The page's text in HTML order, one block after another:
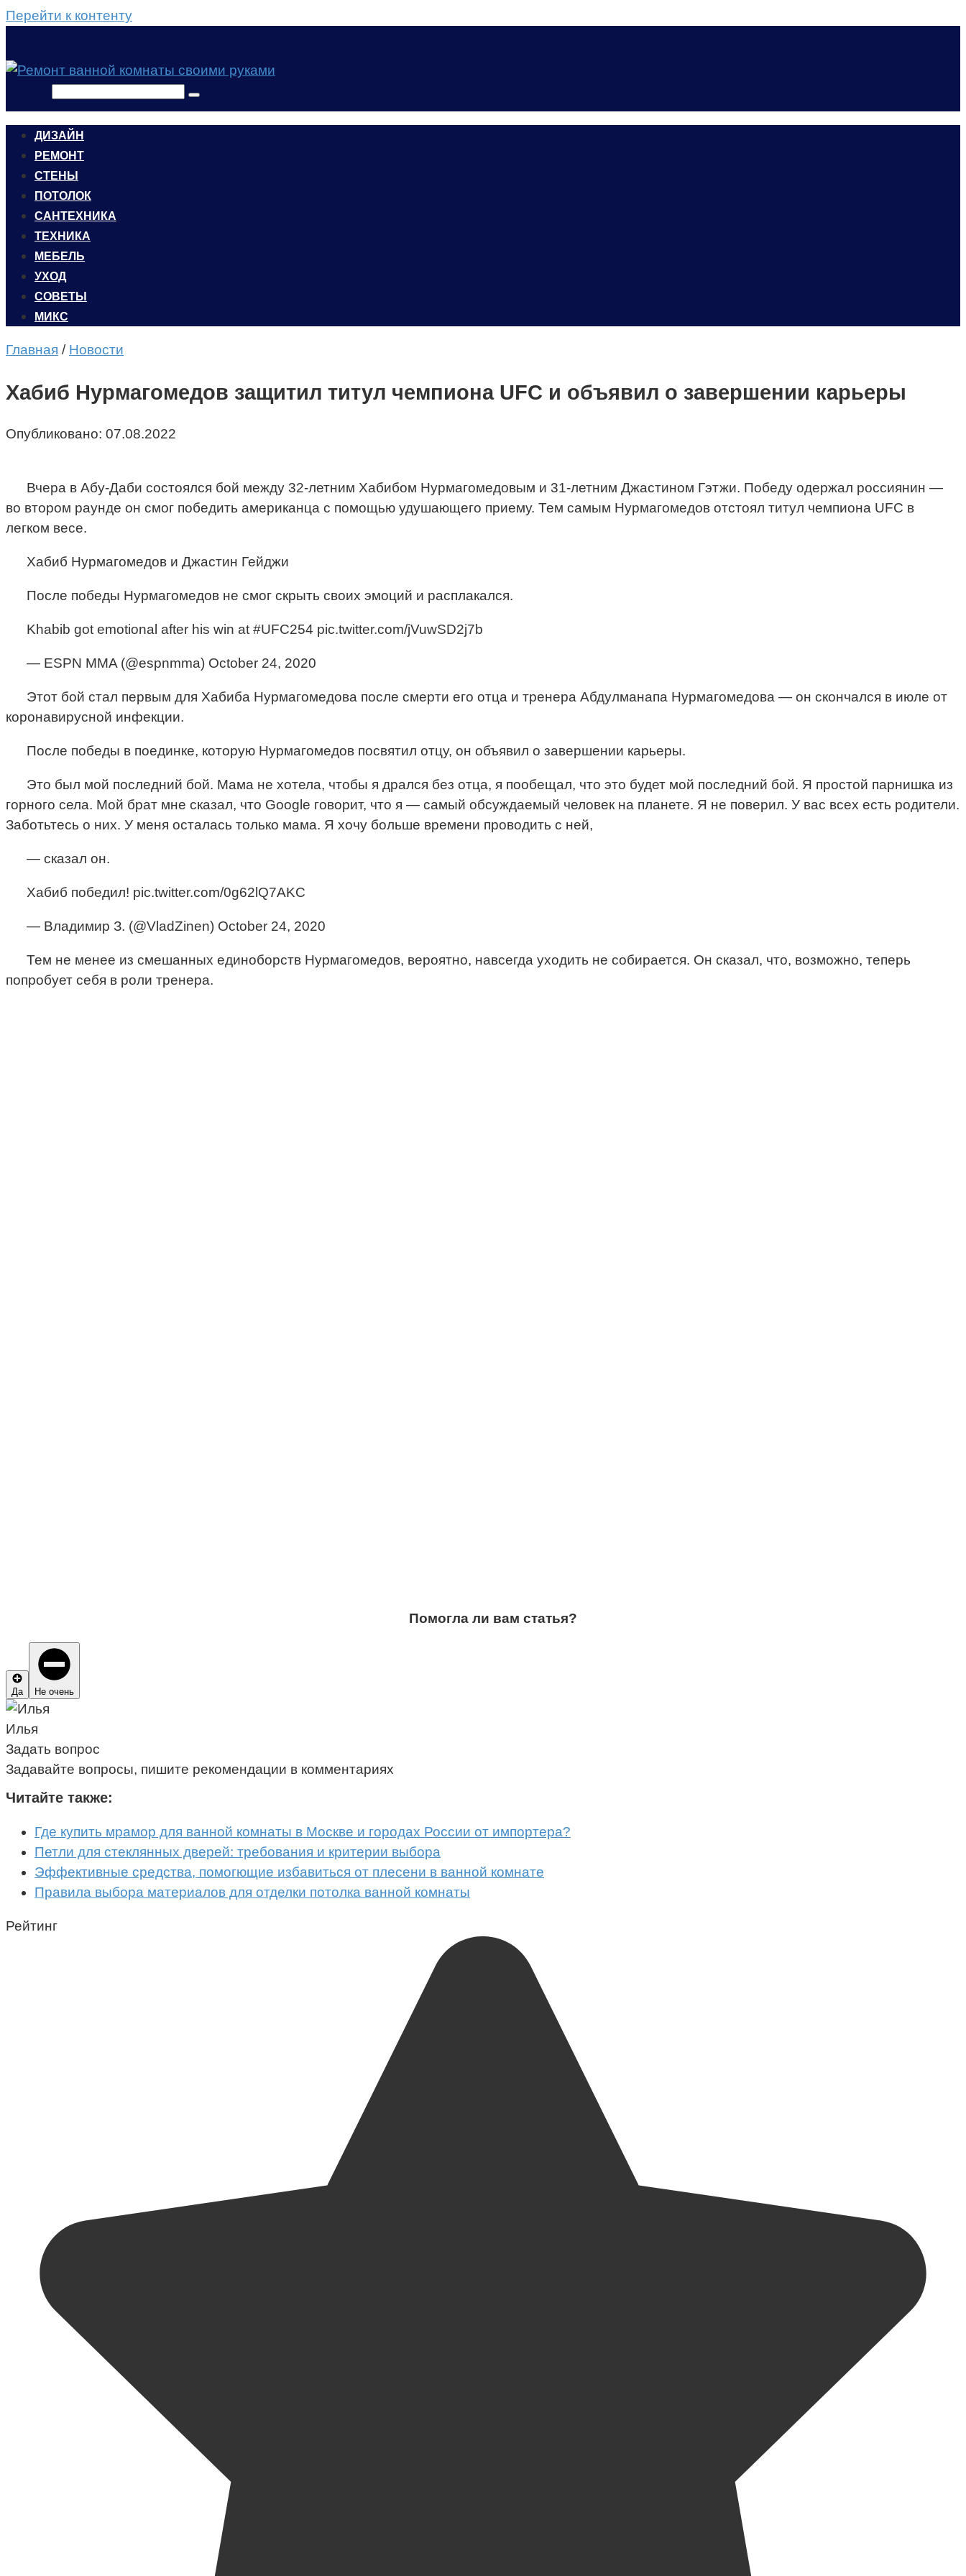
Перейти к контенту
ДИЗАЙН
РЕМОНТ
СТЕНЫ
ПОТОЛОК
САНТЕХНИКА
ТЕХНИКА
МЕБЕЛЬ
УХОД
CОВЕТЫ
МИКС
Главная / Новости
Хабиб Нурмагомедов защитил титул чемпиона UFC и объявил о завершении карьеры
Опубликовано: 07.08.2022
Вчера в Абу-Даби состоялся бой между 32-летним Хабибом Нурмагомедовым и 31-летним Джастином Гэтжи. Победу одержал россиянин —
во втором раунде он смог победить американца с помощью удушающего приему. Тем самым Нурмагомедов отстоял титул чемпиона UFC в
легком весе.
Хабиб Нурмагомедов и Джастин Гейджи
После победы Нурмагомедов не смог скрыть своих эмоций и расплакался.
Khabib got emotional after his win at #UFC254 pic.twitter.com/jVuwSD2j7b
— ESPN MMA (@espnmma) October 24, 2020
Этот бой стал первым для Хабиба Нурмагомедова после смерти его отца и тренера Абдулманапа Нурмагомедова — он скончался в июле от
коронавирусной инфекции.
После победы в поединке, которую Нурмагомедов посвятил отцу, он объявил о завершении карьеры.
Это был мой последний бой. Мама не хотела, чтобы я дрался без отца, я пообещал, что это будет мой последний бой. Я простой парнишка из
горного села. Мой брат мне сказал, что Google говорит, что я — самый обсуждаемый человек на планете. Я не поверил. У вас всех есть родители.
Заботьтесь о них. У меня осталась только мама. Я хочу больше времени проводить с ней,
— сказал он.
Хабиб победил! pic.twitter.com/0g62lQ7AKC
— Владимир З. (@VladZinen) October 24, 2020
Тем не менее из смешанных единоборств Нурмагомедов, вероятно, навсегда уходить не собирается. Он сказал, что, возможно, теперь
попробует себя в роли тренера.
Помогла ли вам статья?
Да Не очень
Илья
Задать вопрос
Задавайте вопросы, пишите рекомендации в комментариях
Читайте также:
Где купить мрамор для ванной комнаты в Москве и городах России от импортера?
Петли для стеклянных дверей: требования и критерии выбора
Эффективные средства, помогющие избавиться от плесени в ванной комнате
Правила выбора материалов для отделки потолка ванной комнаты
Рейтинг